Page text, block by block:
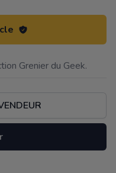
Grenier du Geek.